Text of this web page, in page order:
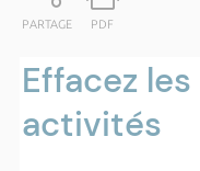
PARTAGE PDF
Effacez
activités